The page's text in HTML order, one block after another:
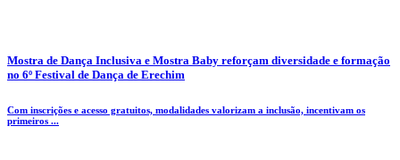
Mostra de Dança Inclusiva e Mostra Baby reforçam diversidade e formação
no 6º Festival de Dança de Erechim
Com inscrições e acesso gratuitos, modalidades valorizam a inclusão, incentivam os
primeiros ...